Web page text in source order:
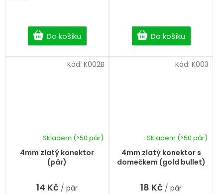
Do košíku Do košíku
4mm zlatý konektor
(pár)
Skladem (>50 pár)
14 Kč / pár
Kód: K002B
4mm zlatý konektor s
domečkem (gold bullet)
Skladem (>50 pár)
18 Kč / pár
Kód: K003